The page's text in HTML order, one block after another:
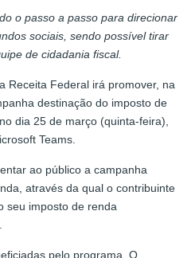
o passo a passo para direcionar
sociais, sendo possível tirar
de cidadania fiscal.
Receita Federal irá promover, na
destinação do imposto de
dia 25 de março (quinta-feira),
Teams.
ao público a campanha
através da qual o contribuinte
seu imposto de renda
pelo programa. O